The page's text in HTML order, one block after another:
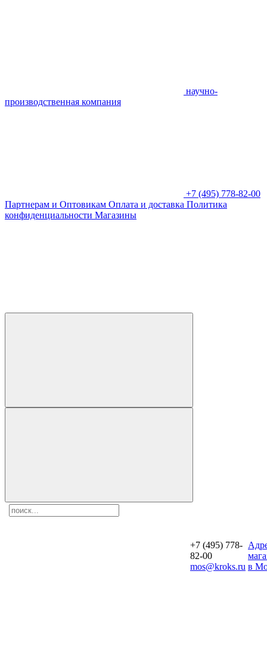
научно-
производственная компания
+7 (495) 778-82-00
Партнерам и Оптовикам Оплата и доставка Политика
конфиденциальности Магазины
+7 (495) 778-
82-00
mos@kroks.ru в